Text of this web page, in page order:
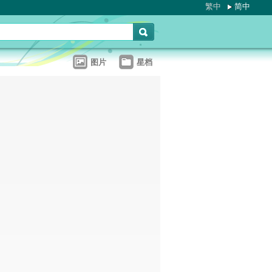
繁中 简中
图片 星档